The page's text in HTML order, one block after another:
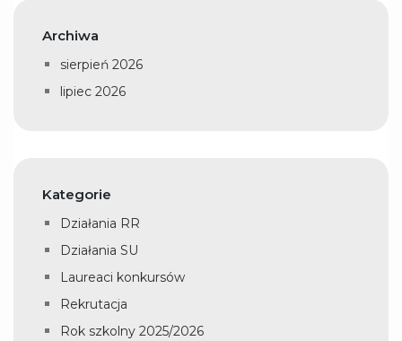
Archiwa
sierpień 2026
lipiec 2026
Kategorie
Działania RR
Działania SU
Laureaci konkursów
Rekrutacja
Rok szkolny 2025/2026